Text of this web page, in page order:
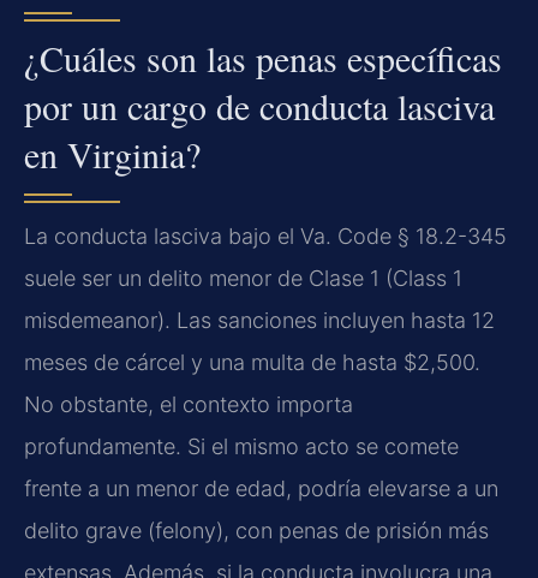
¿Cuáles son las penas específicas
por un cargo de conducta lasciva
en Virginia?
La conducta lasciva bajo el Va. Code § 18.2-345
suele ser un delito menor de Clase 1 (Class 1
misdemeanor). Las sanciones incluyen hasta 12
meses de cárcel y una multa de hasta $2,500.
No obstante, el contexto importa
profundamente. Si el mismo acto se comete
frente a un menor de edad, podría elevarse a un
delito grave (felony), con penas de prisión más
extensas. Además, si la conducta involucra una